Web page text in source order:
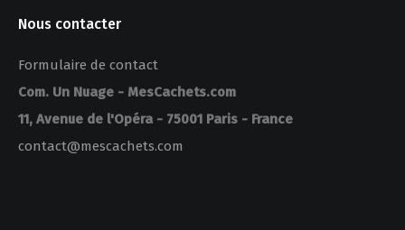
Nous contacter
Formulaire de contact
Com. Un Nuage - MesCachets.com
11, Avenue de l'Opéra - 75001 Paris - France
contact@mescachets.com